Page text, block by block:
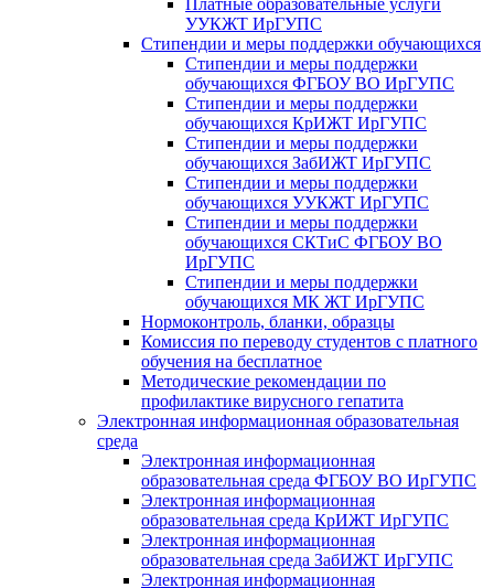
Платные образовательные услуги
УУКЖТ ИрГУПС
Стипендии и меры поддержки обучающихся
Стипендии и меры поддержки
обучающихся ФГБОУ ВО ИрГУПС
Стипендии и меры поддержки
обучающихся КрИЖТ ИрГУПС
Стипендии и меры поддержки
обучающихся ЗабИЖТ ИрГУПС
Стипендии и меры поддержки
обучающихся УУКЖТ ИрГУПС
Стипендии и меры поддержки
обучающихся СКТиС ФГБОУ ВО
ИрГУПС
Стипендии и меры поддержки
обучающихся МК ЖТ ИрГУПС
Нормоконтроль, бланки, образцы
Комиссия по переводу студентов с платного
обучения на бесплатное
Методические рекомендации по
профилактике вирусного гепатита
Электронная информационная образовательная
среда
Электронная информационная
образовательная среда ФГБОУ ВО ИрГУПС
Электронная информационная
образовательная среда КрИЖТ ИрГУПС
Электронная информационная
образовательная среда ЗабИЖТ ИрГУПС
Электронная информационная